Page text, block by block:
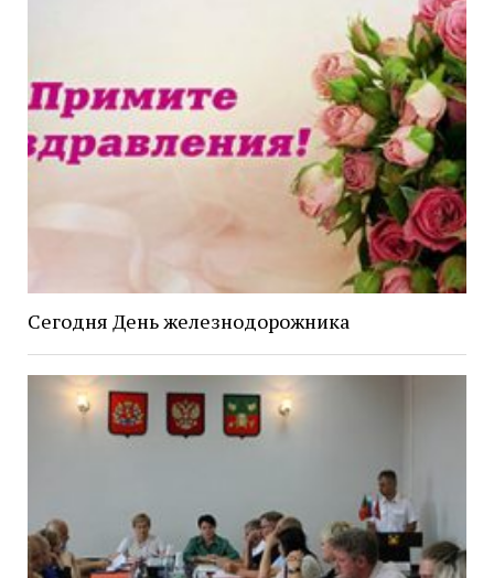
Сегодня День железнодорожника